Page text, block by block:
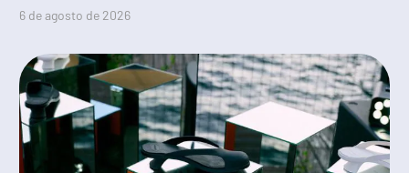
6 de agosto de 2026